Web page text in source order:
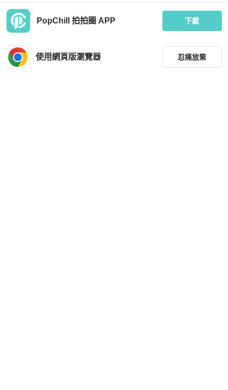
PopChill 拍拍圈 APP 下載
使用網頁版瀏覽器 忍痛放棄